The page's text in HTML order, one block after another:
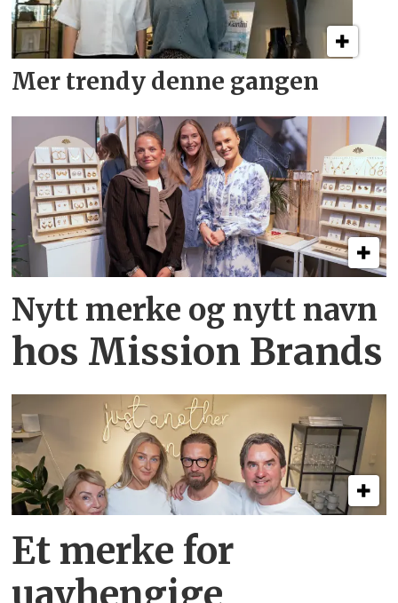
Mer trendy denne gangen
Nytt merke og nytt navn
hos Mission Brands
Et merke for